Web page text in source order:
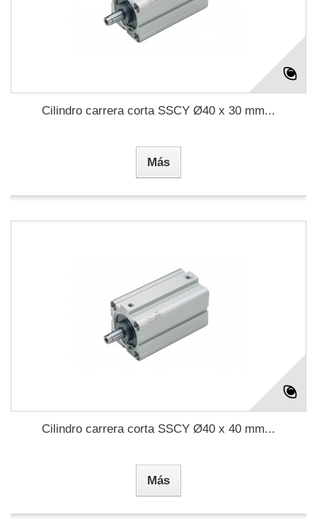
Cilindro carrera corta SSCY Ø40 x 30 mm...
Más
Cilindro carrera corta SSCY Ø40 x 40 mm...
Más